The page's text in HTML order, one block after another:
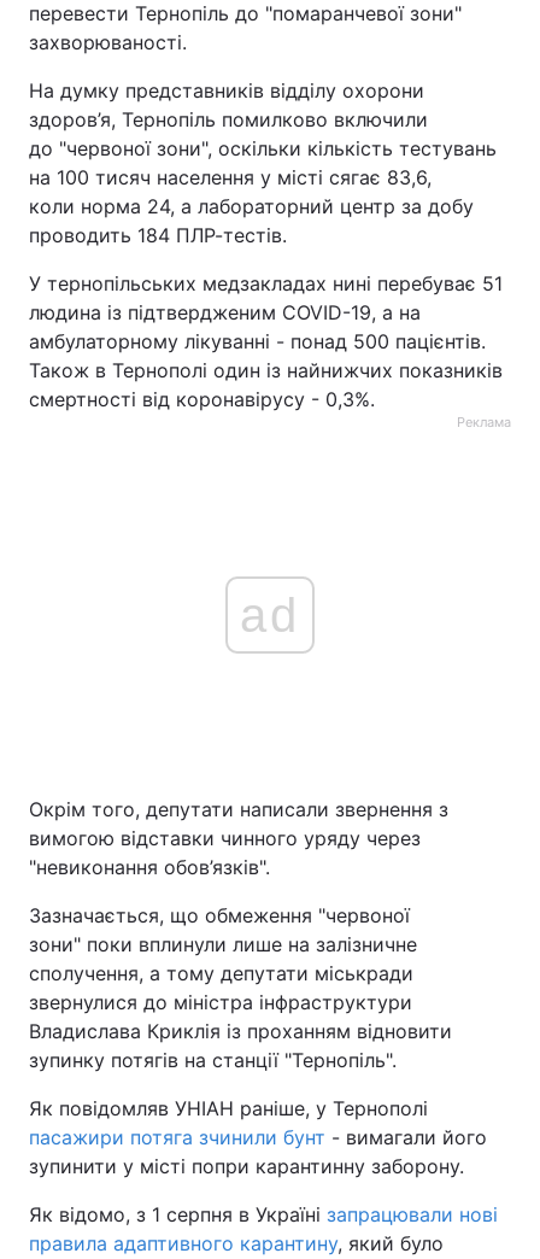
Послуги
Тема оформлення
перевести Тернопіль до "помаранчевої зони"
захворюваності.
На думку представників відділу охорони
здоров’я, Тернопіль помилково включили
до "червоної зони", оскільки кількість тестувань
на 100 тисяч населення у місті сягає 83,6,
коли норма 24, а лабораторний центр за добу
проводить 184 ПЛР-тестів.
У тернопільських медзакладах нині перебуває 51
людина із підтвердженим COVID-19, а на
амбулаторному лікуванні - понад 500 пацієнтів.
Також в Тернополі один із найнижчих показників
смертності від коронавірусу - 0,3%.
Реклама
ad
Окрім того, депутати написали звернення з
вимогою відставки чинного уряду через
"невиконання обов’язків".
Зазначається, що обмеження "червоної
зони" поки вплинули лише на залізничне
сполучення, а тому депутати міськради
звернулися до міністра інфраструктури
Владислава Криклія із проханням відновити
зупинку потягів на станції "Тернопіль".
Як повідомляв УНІАН раніше, у Тернополі
пасажири потяга зчинили бунт - вимагали його
зупинити у місті попри карантинну заборону.
Як відомо, з 1 серпня в Україні запрацювали нові
правила адаптивного карантину, який було